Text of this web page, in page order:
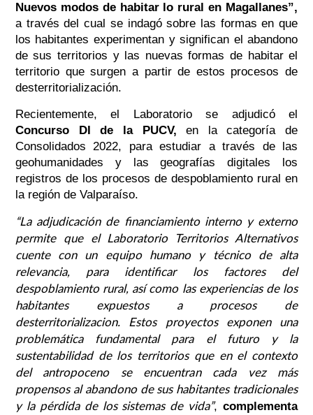
Nuevos modos de habitar lo rural en Magallanes”,
a través del cual se indagó sobre las formas en que
los habitantes experimentan y significan el abandono
de sus territorios y las nuevas formas de habitar el
territorio que surgen a partir de estos procesos de
desterritorialización.
Recientemente, el Laboratorio se adjudicó el
Concurso DI de la PUCV, en la categoría de
Consolidados 2022, para estudiar a través de las
geohumanidades y las geografías digitales los
registros de los procesos de despoblamiento rural en
la región de Valparaíso.
“La adjudicación de financiamiento interno y externo
permite que el Laboratorio Territorios Alternativos
cuente con un equipo humano y técnico de alta
relevancia, para identificar los factores del
despoblamiento rural, así como las experiencias de los
habitantes expuestos a procesos de
desterritorializacion. Estos proyectos exponen una
problemática fundamental para el futuro y la
sustentabilidad de los territorios que en el contexto
del antropoceno se encuentran cada vez más
propensos al abandono de sus habitantes tradicionales
y la pérdida de los sistemas de vida”,complementa